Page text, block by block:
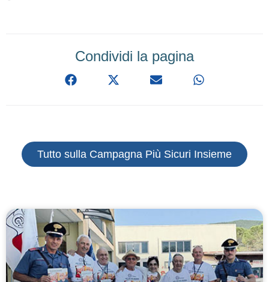
Condividi la pagina
Tutto sulla Campagna Più Sicuri Insieme